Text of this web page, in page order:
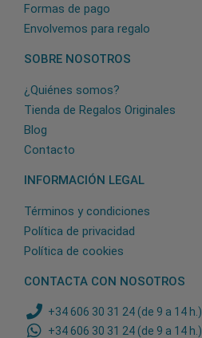
Formas de pago
Envolvemos para regalo
SOBRE NOSOTROS
¿Quiénes somos?
Tienda de Regalos Originales
Blog
Contacto
INFORMACIÓN LEGAL
Términos y condiciones
Política de privacidad
Política de cookies
CONTACTA CON NOSOTROS
+34 606 30 31 24 (de 9 a 14 h.)
+34 606 30 31 24 (de 9 a 14 h.)